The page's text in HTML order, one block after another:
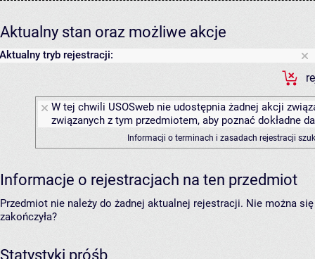
Aktualny stan oraz możliwe akcje
Aktualny tryb rejestracji:
W tej chwili USOSweb nie udostępnia żadnej akcji
związanych z tym przedmiotem, aby poznać dokładne
Informacji o terminach i zasadach rejestracji
Informacje o rejestracjach na ten przedmiot
Przedmiot nie należy do żadnej aktualnej rejestracji. Nie można
zakończyła?
Statystyki próśb